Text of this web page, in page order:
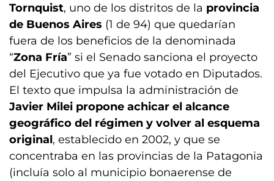
Tornquist, uno de los distritos de la provincia
de Buenos Aires (1 de 94) que quedarían
fuera de los beneficios de la denominada
“Zona Fría” si el Senado sanciona el proyecto
del Ejecutivo que ya fue votado en Diputados.
El texto que impulsa la administración de
Javier Milei propone achicar el alcance
geográfico del régimen y volver al esquema
original, establecido en 2002, y que se
concentraba en las provincias de la Patagonia
(incluía solo al municipio bonaerense de